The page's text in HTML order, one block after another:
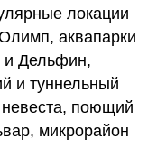
локации
аквапарки
и Дельфин,
и туннельный
поющий
микрорайон